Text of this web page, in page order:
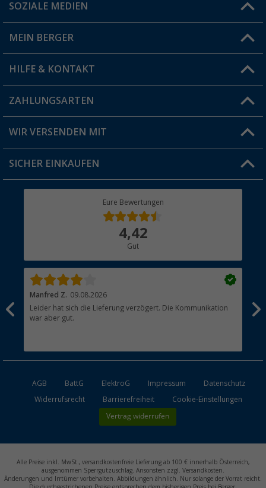
Du hast eine Frage?
Filiale finden
SOZIALE MEDIEN
MEIN BERGER
Vorteilskarte
Blog
Jobs & Karriere
HILFE & KONTAKT
FAQ & Kontakt
Versandinformationen
Rücksendung
ZAHLUNGSARTEN
WIR VERSENDEN MIT
SICHER EINKAUFEN
Eure Bewertungen
4,42
Gut
Manfred Z. 09.08.2026
Leider hat sich die Lieferung verzögert. Die Kommunikation
war aber gut.
AGB BattG ElektroG Impressum
Datenschutz
Widerrufsrecht
Barrierefreiheit Cookie-Einstellungen
Vertrag widerrufen
Alle Preise inkl. MwSt., versandkostenfreie Lieferung ab 100 € innerhalb Österreich,
ausgenommen Sperrgutzuschlag. Ansonsten zzgl. Versandkosten.
Änderungen und Irrtümer vorbehalten. Abbildungen ähnlich. Nur solange der Vorrat reicht.